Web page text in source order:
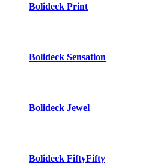
Bolideck Print
Bolideck Sensation
Bolideck Jewel
Bolideck FiftyFifty